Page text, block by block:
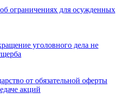
ограничениях для осужденных
уголовного дела не
от обязательной оферты
акций